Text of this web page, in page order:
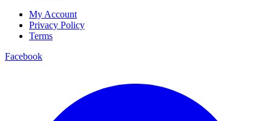
My Account
Privacy Policy
Terms
Facebook